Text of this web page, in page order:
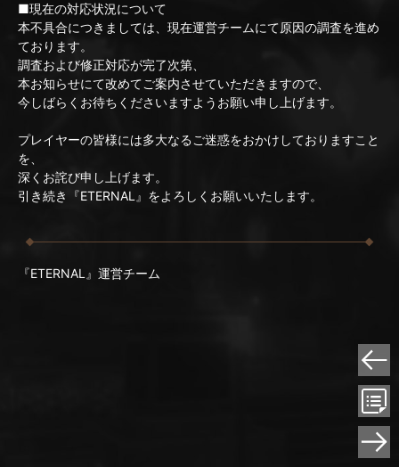
■現在の対応状況について
本不具合につきましては、現在運営チームにて原因の調査を進め
ております。
調査および修正対応が完了次第、
本お知らせにて改めてご案内させていただきますので、
今しばらくお待ちくださいますようお願い申し上げます。
プレイヤーの皆様には多大なるご迷惑をおかけしておりますこと
を、
深くお詫び申し上げます。
引き続き『ETERNAL』をよろしくお願いいたします。
『ETERNAL』運営チーム